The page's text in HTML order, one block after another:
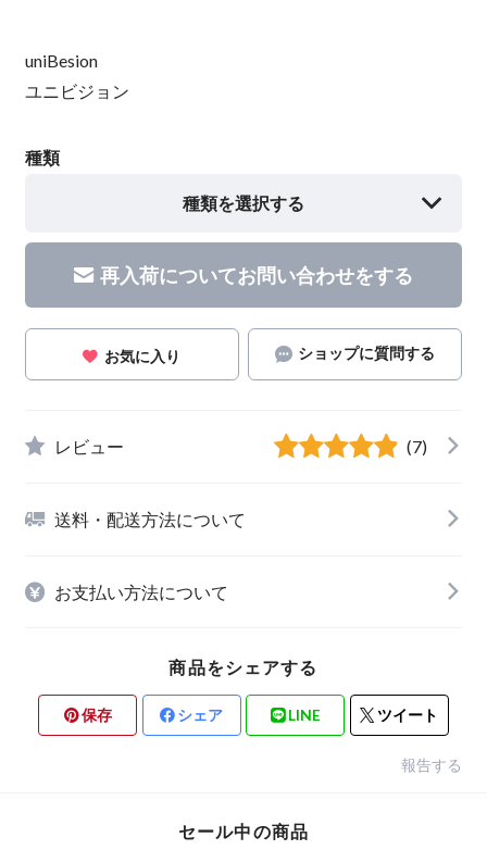
uniBesion
ユニビジョン
種類
種類を選択する
再入荷についてお問い合わせをする
お気に入り ショップに質問する
レビュー (7)
送料・配送方法について
お支払い方法について
商品をシェアする
保存 シェア LINE ツイート
報告する
セール中の商品